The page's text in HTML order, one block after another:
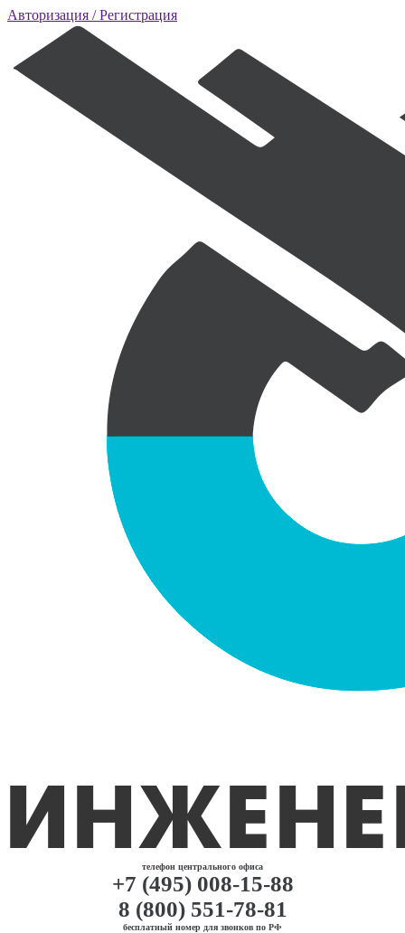
Авторизация / Регистрация
телефон центрального офиса
+7 (495) 008-15-88
8 (800) 551-78-81
бесплатный номер для звонков по РФ